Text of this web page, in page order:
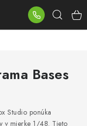
Bases
Studio ponúka
v mierke 1/48. Tieto